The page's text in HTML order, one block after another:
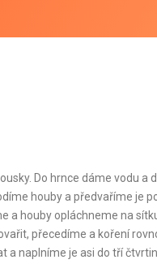
Do hrnce dáme vodu a
houby a předvaříme je
a houby opláchneme na
přecedíme a koření
a naplníme je asi do tří